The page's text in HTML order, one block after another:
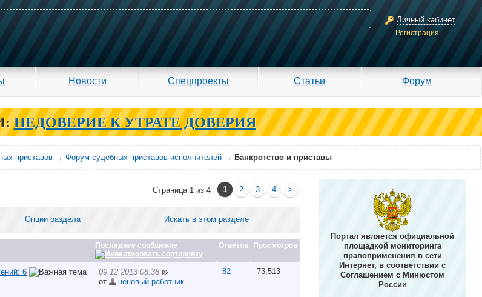
Личный кабинет
Регистрация
Новости Спецпроекты Статьи Форум
НЕДОВЕРИЕ К УТРАТЕ ДОВЕРИЯ
приставов → Форум судебных приставов-исполнителей → Банкротство и приставы
Страница 1 из 4 1 2 3 4 >
Опции раздела Искать в этом разделе
Последнее сообщение Ответов Просмотров
09.12.2013 08:38
от
неновый работник
82 73,513
Портал является официальной
площадкой мониторинга
правоприменения в сети
Интернет, в соответствии с
Соглашением с Минюстом
России